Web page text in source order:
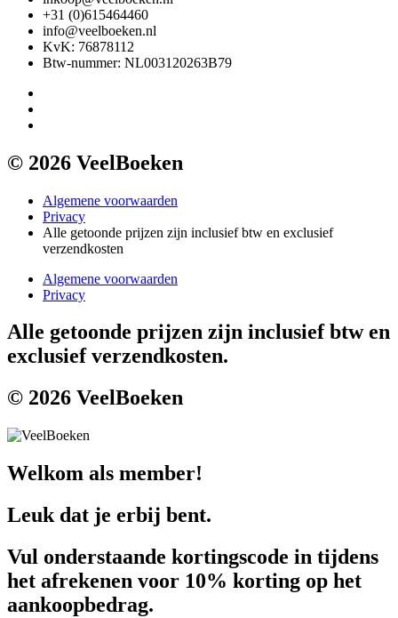
+31 (0)615464460
info@veelboeken.nl
KvK: 76878112
Btw-nummer: NL003120263B79
© 2026 VeelBoeken
Algemene voorwaarden
Privacy
Alle getoonde prijzen zijn inclusief btw en exclusief
verzendkosten
Algemene voorwaarden
Privacy
Alle getoonde prijzen zijn inclusief btw en
exclusief verzendkosten.
© 2026 VeelBoeken
Welkom als member!
Leuk dat je erbij bent.
Vul onderstaande kortingscode in tijdens
het afrekenen voor 10% korting op het
aankoopbedrag.